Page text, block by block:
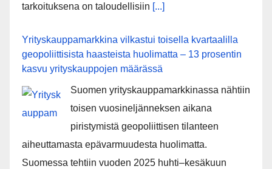
tarkoituksena on taloudellisiin [...]
Yrityskauppamarkkina vilkastui toisella kvartaalilla
geopoliittisista haasteista huolimatta – 13 prosentin
kasvu yrityskauppojen määrässä
Suomen yrityskauppamarkkinassa nähtiin
toisen vuosineljänneksen aikana
piristymistä geopoliittisen tilanteen
aiheuttamasta epävarmuudesta huolimatta.
Suomessa tehtiin vuoden 2025 huhti–kesäkuun